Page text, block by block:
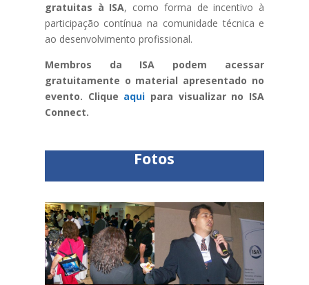
gratuitas à ISA, como forma de incentivo à
participação contínua na comunidade técnica e
ao desenvolvimento profissional.
Membros da ISA podem acessar
gratuitamente o material apresentado no
evento. Clique aqui para visualizar no ISA
Connect.
Fotos